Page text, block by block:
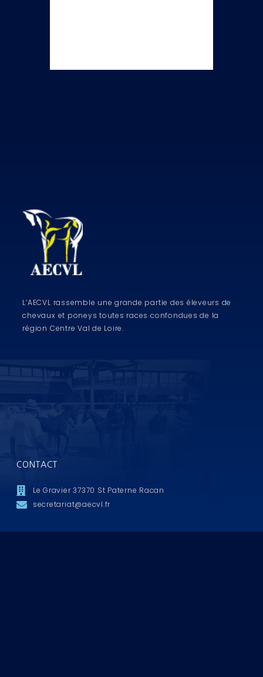
L’AECVL rassemble une grande partie des éleveurs de
chevaux et poneys toutes races confondues de la
région Centre Val de Loire.
CONTACT
Le Gravier 37370 St Paterne Racan
secretariat@aecvl.fr